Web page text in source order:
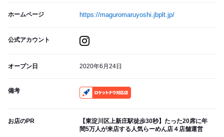
ホームページ https://maguromaruyoshi.jbplt.jp/
公式アカウント
オープン日 2020年6月24日
備考
お店のPR
【東淀川区上新庄駅徒歩30秒】たった20席に年
間5万人が来店する人気らーめん店４店舗運営